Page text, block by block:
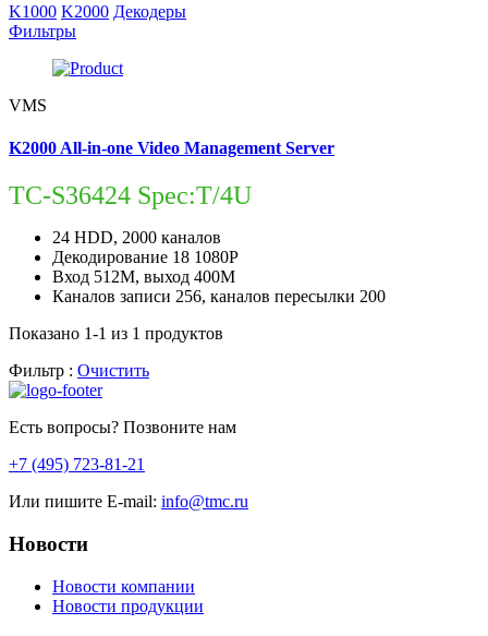
K1000 K2000 Декодеры
Фильтры
VMS
K2000 All-in-one Video Management Server
TC-S36424 Spec:T/4U
24 HDD, 2000 каналов
Декодирование 18 1080P
Вход 512M, выход 400M
Каналов записи 256, каналов пересылки 200
Показано 1-1 из 1 продуктов
Фильтр : Очистить
Есть вопросы? Позвоните нам
+7 (495) 723-81-21
Или пишите E-mail: info@tmc.ru
Новости
Новости компании
Новости продукции